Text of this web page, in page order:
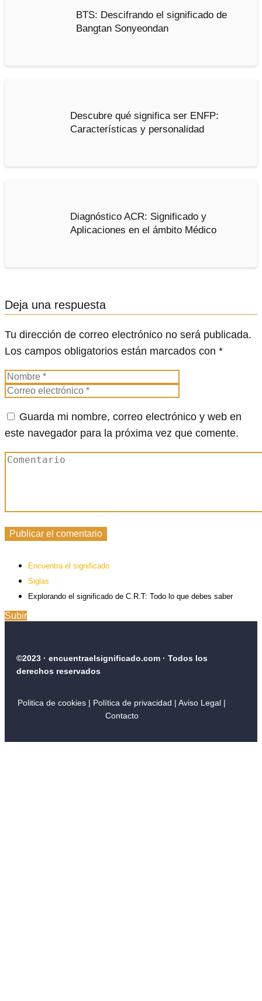
BTS: Descifrando el significado de
Bangtan Sonyeondan
Descubre qué significa ser ENFP:
Características y personalidad
Diagnóstico ACR: Significado y
Aplicaciones en el ámbito Médico
Deja una respuesta
Tu dirección de correo electrónico no será publicada.
Los campos obligatorios están marcados con *
Guarda mi nombre, correo electrónico y web en
este navegador para la próxima vez que comente.
Encuentra el significado
Siglas
Explorando el significado de C.R.T: Todo lo que debes saber
Subir
©2023 · encuentraelsignificado.com · Todos los
derechos reservados
Politica de cookies | Política de privacidad | Aviso Legal |
Contacto